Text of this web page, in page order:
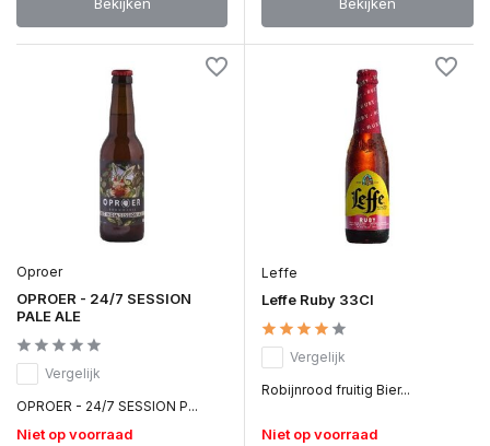
Oproer
OPROER - 24/7 SESSION
PALE ALE
Vergelijk
OPROER - 24/7 SESSION P...
Niet op voorraad
Leffe
Leffe Ruby 33Cl
Vergelijk
Robijnrood fruitig Bier...
Niet op voorraad